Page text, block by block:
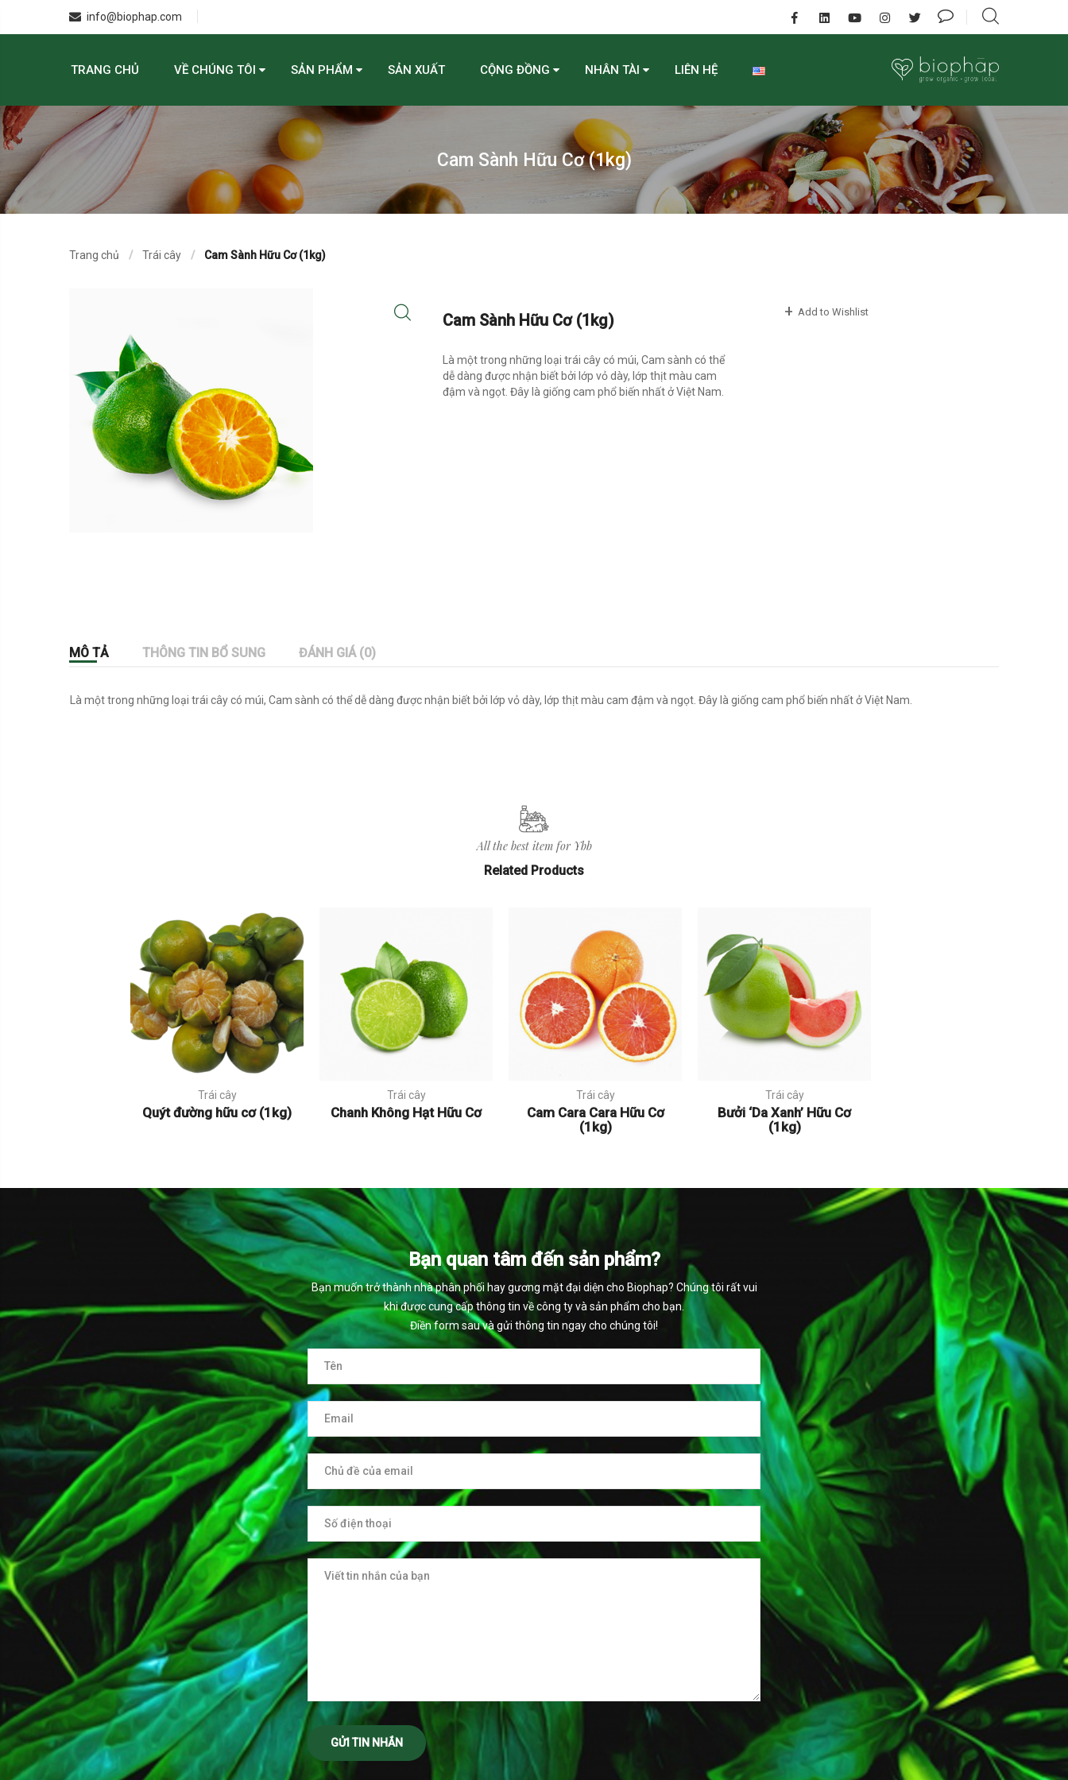
info@biophap.com
TRANG CHỦ VỀ CHÚNG TÔI SẢN PHẨM SẢN XUẤT CỘNG ĐỒNG NHÂN TÀI LIÊN HỆ
Cam Sành Hữu Cơ (1kg)
Trang chủ Trái cây Cam Sành Hữu Cơ (1kg)
Cam Sành Hữu Cơ (1kg)
Là một trong những loại trái cây có múi, Cam sành có thể
dễ dàng được nhận biết bởi lớp vỏ dày, lớp thịt màu cam
đậm và ngọt. Đây là giống cam phổ biến nhất ở Việt Nam.
Add to Wishlist
MÔ TẢ THÔNG TIN BỔ SUNG ĐÁNH GIÁ (0)
Là một trong những loại trái cây có múi, Cam sành có thể dễ dàng được nhận biết bởi lớp vỏ dày, lớp thịt màu cam đậm và ngọt. Đây là giống cam phổ biến nhất ở Việt Nam.
All the best item for Ybb
Related Products
Trái cây
Quýt đường hữu cơ (1kg)
Trái cây
Chanh Không Hạt Hữu Cơ
Trái cây
Cam Cara Cara Hữu Cơ
(1kg)
Trái cây
Bưởi ‘Da Xanh’ Hữu Cơ
(1kg)
Bạn quan tâm đến sản phẩm?
Bạn muốn trở thành nhà phân phối hay gương mặt đại diện cho Biophap? Chúng tôi rất vui
khi được cung cấp thông tin về công ty và sản phẩm cho bạn.
Điền form sau và gửi thông tin ngay cho chúng tôi!